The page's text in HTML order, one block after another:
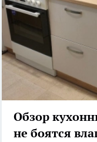
Обзор
не боятся